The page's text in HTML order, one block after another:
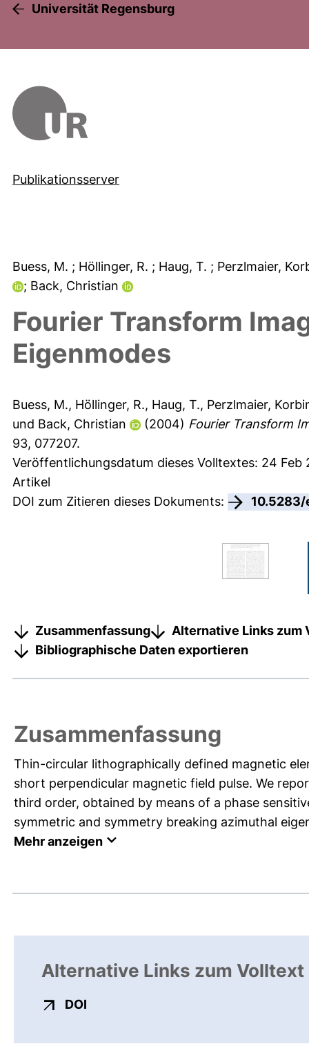
Universität Regensburg
Publikationsserver
Buess, M. ; Höllinger, R. ; Haug, T. ; Perzlmaier,
; Back, Christian
Fourier Transform
Eigenmodes
Buess, M., Höllinger, R., Haug, T., Perzlmaier,
und Back, Christian (2004) Fourier Transform
93, 077207.
Veröffentlichungsdatum dieses Volltextes: 24 Feb
Artikel
DOI zum Zitieren dieses Dokuments:
Zusammenfassung
Alternative Links zum
Bibliographische Daten exportieren
Zusammenfassung
Thin-circular lithographically defined magnetic
short perpendicular magnetic field pulse. We
third order, obtained by means of a phase
symmetric and symmetry breaking azimuthal
Mehr anzeigen
Alternative Links zum Volltext
DOI